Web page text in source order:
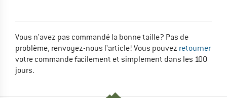
Vous n'avez pas commandé la bonne taille? Pas de
problème, renvoyez-nous l'article! Vous pouvez retourner
votre commande facilement et simplement dans les 100
jours.